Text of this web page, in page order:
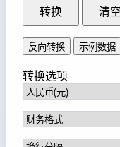
转换 清空
反向转换 示例数据
转换选项